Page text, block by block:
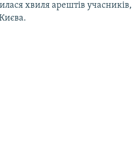
хвиля арештів учасників,